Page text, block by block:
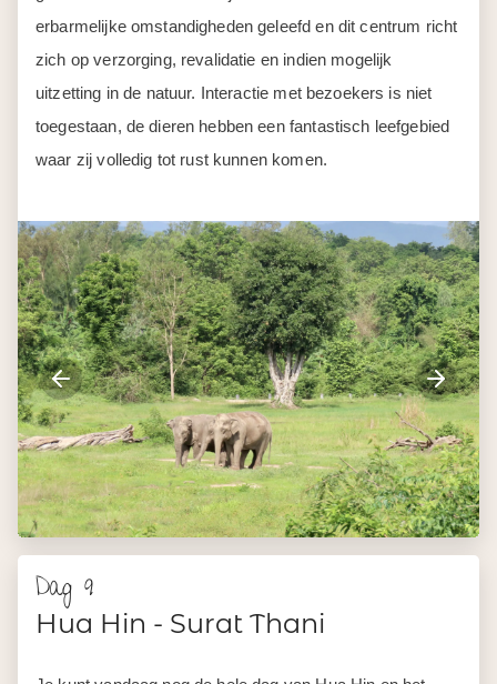
erbarmelijke omstandigheden geleefd en dit centrum richt
zich op verzorging, revalidatie en indien mogelijk
uitzetting in de natuur. Interactie met bezoekers is niet
toegestaan, de dieren hebben een fantastisch leefgebied
waar zij volledig tot rust kunnen komen.
Dag 9
Hua Hin - Surat Thani